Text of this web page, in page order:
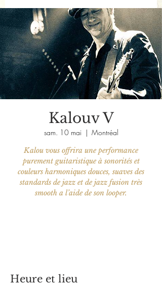
Kalouv V
sam. 10 mai
  |
Montréal
Kalou vous offrira une performance
purement guitaristique à sonorités et
couleurs harmoniques douces, suaves des
standards de jazz et de jazz fusion très
smooth a l’aide de son looper.
Heure et lieu